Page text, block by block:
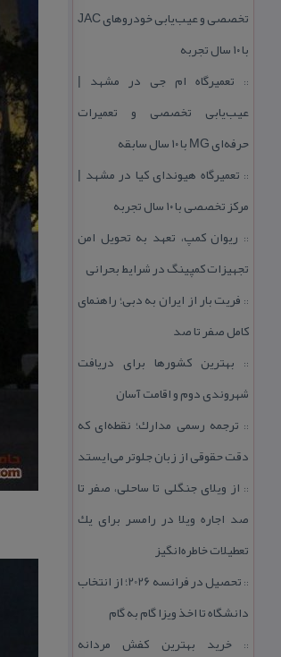
تخصصی و عیب‌یابی خودروهای JAC
با ۱۰ سال تجربه
:: تعمیرگاه ام جی در مشهد |
عیب‌یابی تخصصی و تعمیرات
حرفه‌ای MG با ۱۰ سال سابقه
:: تعمیرگاه هیوندای كیا در مشهد |
مركز تخصصی با ۱۰ سال تجربه
:: ریوان كمپ، تعهد به تحویل امن
تجهیزات كمپینگ در شرایط بحرانی
:: فریت بار از ایران به دبی؛ راهنمای
كامل صفر تا صد
:: بهترین كشورها برای دریافت
شهروندی دوم و اقامت آسان
:: ترجمه رسمی مدارك؛ نقطه‌ای كه
دقت حقوقی از زبان جلوتر می‌ایستد
:: از ویلای جنگلی تا ساحلی، صفر تا
صد اجاره ویلا در رامسر برای یك
تعطیلات خاطره‌انگیز
::
تحصیل در فرانسه 2026؛ از انتخاب
دانشگاه تا اخذ ویزا گام به گام
::خرید بهترین كفش مردانه